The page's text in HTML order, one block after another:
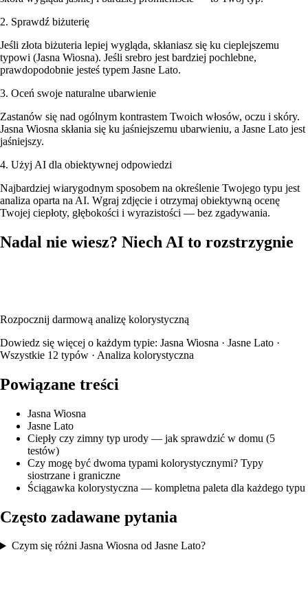
2. Sprawdź biżuterię
Jeśli złota biżuteria lepiej wygląda, skłaniasz się ku cieplejszemu
typowi (Jasna Wiosna). Jeśli srebro jest bardziej pochlebne,
prawdopodobnie jesteś typem Jasne Lato.
3. Oceń swoje naturalne ubarwienie
Zastanów się nad ogólnym kontrastem Twoich włosów, oczu i skóry.
Jasna Wiosna skłania się ku jaśniejszemu ubarwieniu, a Jasne Lato jest
jaśniejszy.
4. Użyj AI dla obiektywnej odpowiedzi
Najbardziej wiarygodnym sposobem na określenie Twojego typu jest
analiza oparta na AI. Wgraj zdjęcie i otrzymaj obiektywną ocenę
Twojej ciepłoty, głębokości i wyrazistości — bez zgadywania.
Nadal nie wiesz? Niech AI to rozstrzygnie
Rozpocznij darmową analizę kolorystyczną
Dowiedz się więcej o każdym typie: Jasna Wiosna · Jasne Lato ·
Wszystkie 12 typów · Analiza kolorystyczna
Powiązane treści
Jasna Wiosna
Jasne Lato
Ciepły czy zimny typ urody — jak sprawdzić w domu (5
testów)
Czy mogę być dwoma typami kolorystycznymi? Typy
siostrzane i graniczne
Ściągawka kolorystyczna — kompletna paleta dla każdego typu
Często zadawane pytania
Czym się różni Jasna Wiosna od Jasne Lato?